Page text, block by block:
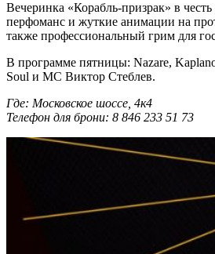
Вечеринка «Корабль-призрак» в
перфоманс и жуткие анимации на
также профессиональный грим для
В программе пятницы: Nazare,
Soul и МС Виктор Стеблев.
Где: Московское шоссе, 4к4
Телефон для брони: 8 846 233 51 73